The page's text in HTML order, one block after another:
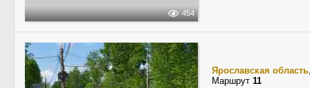
454
Ярославская область
Маршрут 11